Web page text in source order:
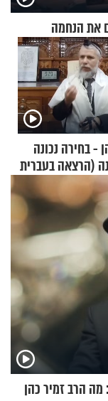
את הנחמה
- בחירה נכונה
(הרצאה בעברית
הרב זמיר כהן